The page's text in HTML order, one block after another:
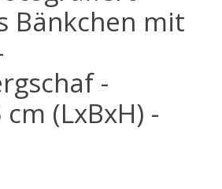
Bänkchen mit
-
(LxBxH) -